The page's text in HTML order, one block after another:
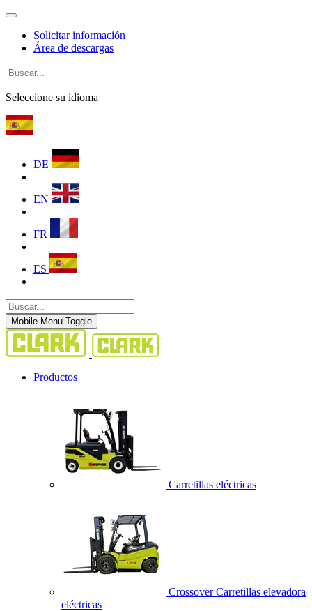
Solicitar información
Área de descargas
Seleccione su idioma
DE
EN
FR
ES
Mobile Menu Toggle
Productos
Carretillas eléctricas
Crossover Carretillas elevadora
eléctricas